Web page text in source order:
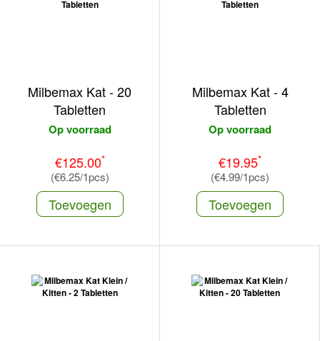
Milbemax Kat - 20
Tabletten
Op voorraad
€125.00*
(€6.25/1pcs)
Toevoegen
Milbemax Kat - 4
Tabletten
Op voorraad
€19.95*
(€4.99/1pcs)
Toevoegen